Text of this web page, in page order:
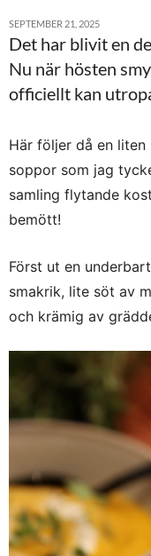
SEPTEMBER 21, 2025
Det har blivit en
Nu när hösten
officiellt kan
Här följer då en
soppor som jag
samling flytande
bemött!
Först ut en
smakrik, lite söt av
och krämig av